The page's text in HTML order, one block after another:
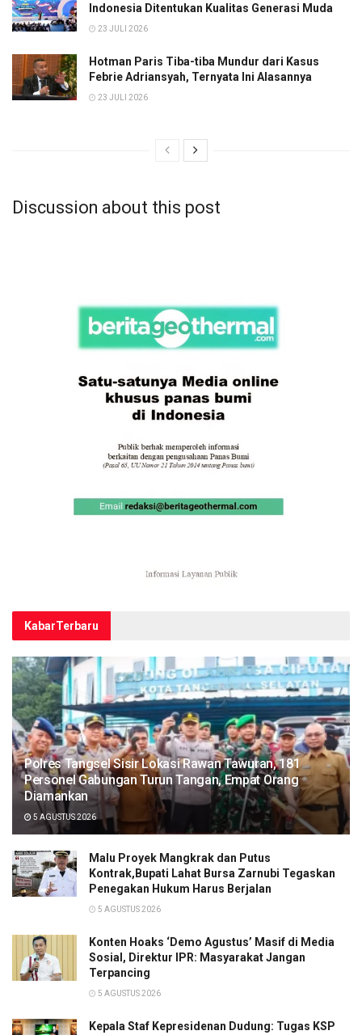
Indonesia Ditentukan Kualitas Generasi Muda
23 JULI 2026
Hotman Paris Tiba-tiba Mundur dari Kasus
Febrie Adriansyah, Ternyata Ini Alasannya
23 JULI 2026
Discussion about this post
KabarTerbaru
Polres Tangsel Sisir Lokasi Rawan Tawuran, 181
Personel Gabungan Turun Tangan, Empat Orang
Diamankan
5 AGUSTUS 2026
Malu Proyek Mangkrak dan Putus
Kontrak,Bupati Lahat Bursa Zarnubi Tegaskan
Penegakan Hukum Harus Berjalan
5 AGUSTUS 2026
Konten Hoaks ‘Demo Agustus’ Masif di Media
Sosial, Direktur IPR: Masyarakat Jangan
Terpancing
5 AGUSTUS 2026
Kepala Staf Kepresidenan Dudung: Tugas KSP